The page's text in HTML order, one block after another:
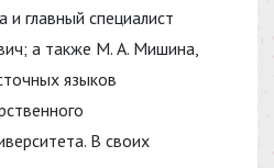
и главный специалист
а также М. А. Мишина,
языков
В своих